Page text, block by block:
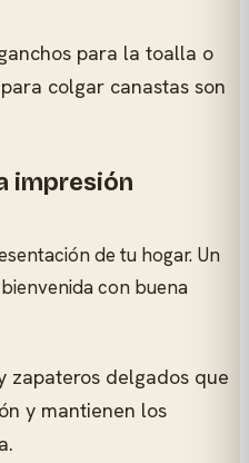
para la toalla o
colgar canastas son
impresión
de tu hogar. Un
con buena
zapateros delgados que
y mantienen los